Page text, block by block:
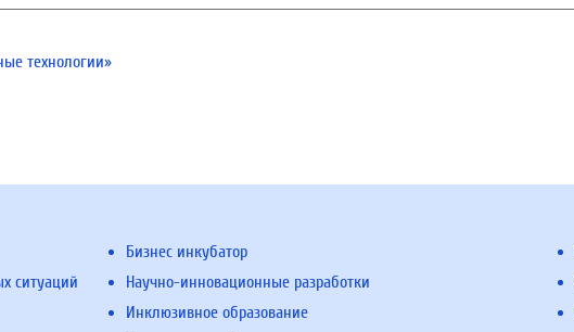
технологии»
ситуаций
Бизнес инкубатор
Научно-инновационные разработки
Инклюзивное образование